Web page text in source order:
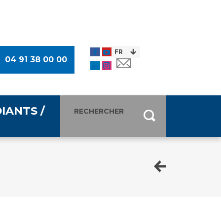
04 91 38 00 00
/